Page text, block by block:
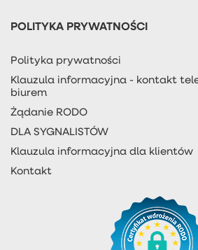
POLITYKA PRYWATNOŚCI
Polityka prywatności
Klauzula informacyjna - kontakt
biurem
Żądanie RODO
DLA SYGNALISTÓW
Klauzula informacyjna dla klientów
Kontakt